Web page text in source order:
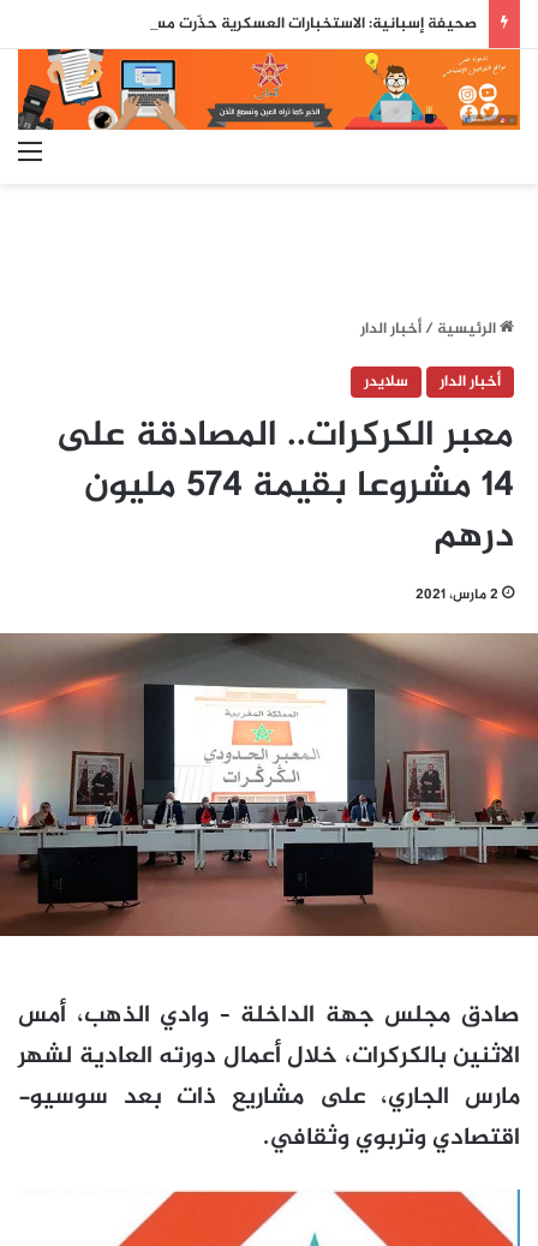
الرئيسية/أخبار الدار
أخبار الدار
سلايدر
معبر الكركرات.. المصادقة على
14 مشروعا بقيمة 574 مليون
درهم
2 مارس، 2021
صادق مجلس جهة الداخلة – وادي الذهب، أمس
الاثنين بالكركرات، خلال أعمال دورته العادية لشهر
مارس الجاري، على مشاريع ذات بعد سوسيو-
اقتصادي وتربوي وثقافي.